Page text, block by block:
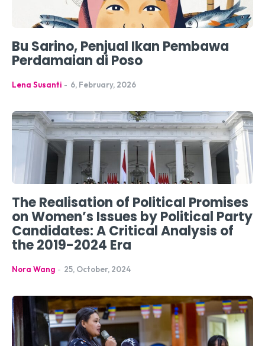
Bu Sarino, Penjual Ikan Pembawa
Perdamaian di Poso
Lena Susanti - 6, February, 2026
The Realisation of Political Promises
on Women’s Issues by Political Party
Candidates: A Critical Analysis of
the 2019-2024 Era
Nora Wang - 25, October, 2024